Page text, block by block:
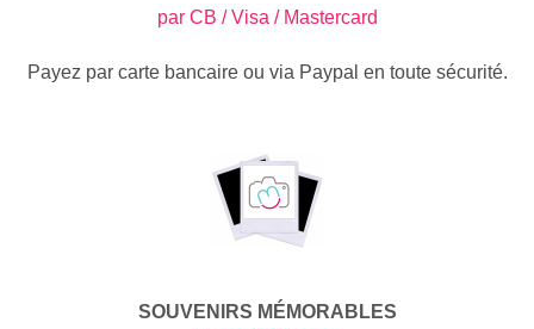
par CB / Visa / Mastercard
Payez par carte bancaire ou via Paypal en toute sécurité.
SOUVENIRS MÉMORABLES